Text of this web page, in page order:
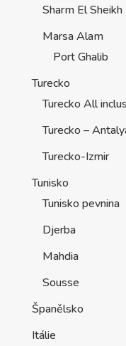
Sharm El Sheikh
Marsa Alam
Port Ghalib
Turecko
Turecko All
Turecko –
Turecko-Izmir
Tunisko
Tunisko pevnina
Djerba
Mahdia
Sousse
Španělsko
Itálie